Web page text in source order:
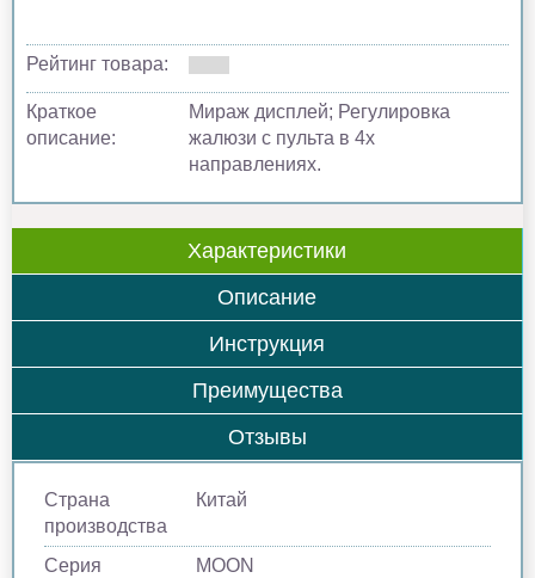
Рейтинг товара:
Краткое
описание:
Мираж дисплей; Регулировка
жалюзи с пульта в 4х
направлениях.
Характеристики
Описание
Инструкция
Преимущества
Отзывы
Страна
производства
Китай
Серия
MOON